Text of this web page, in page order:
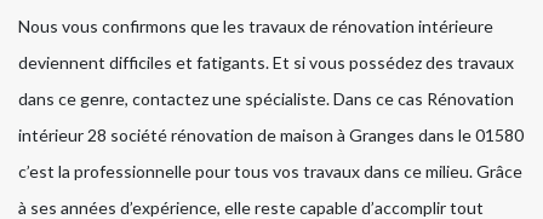
Nous vous confirmons que les travaux de rénovation intérieure
deviennent difficiles et fatigants. Et si vous possédez des travaux
dans ce genre, contactez une spécialiste. Dans ce cas Rénovation
intérieur 28 société rénovation de maison à Granges dans le 01580
c’est la professionnelle pour tous vos travaux dans ce milieu. Grâce
à ses années d’expérience, elle reste capable d’accomplir tout